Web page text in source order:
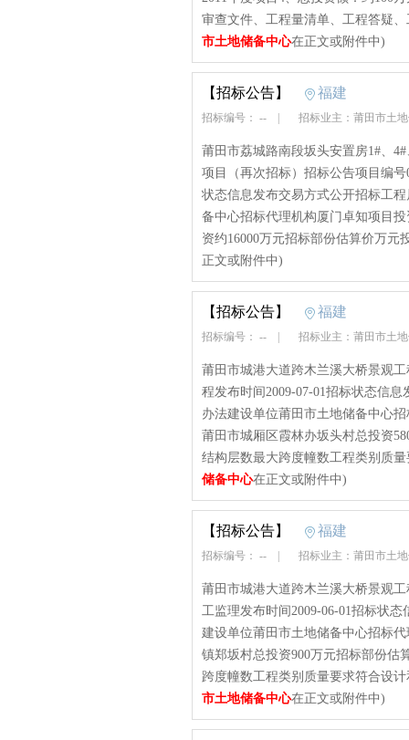
审查文件、工程量清单、工程答疑
市土地储备中心在正文或附件中)
【招标公告】 福建
招标编号： -- 招标业主：莆田市土
莆田市荔城路南段坂头安置房1#、
项目（再次招标）招标公告项目编
状态信息发布交易方式公开招标工
备中心招标代理机构厦门卓知项目
资约16000万元招标部份估算价万元
正文或附件中)
【招标公告】 福建
招标编号： -- 招标业主：莆田市土
莆田市城港大道跨木兰溪大桥景观
程发布时间2009-07-01招标状态信
办法建设单位莆田市土地储备中心
莆田市城厢区霞林办坂头村总投资
结构层数最大跨度幢数工程类别质
储备中心在正文或附件中)
【招标公告】 福建
招标编号： -- 招标业主：莆田市土
莆田市城港大道跨木兰溪大桥景观
工监理发布时间2009-06-01招标状
建设单位莆田市土地储备中心招标
镇郑坂村总投资900万元招标部份估
跨度幢数工程类别质量要求符合设
市土地储备中心在正文或附件中)